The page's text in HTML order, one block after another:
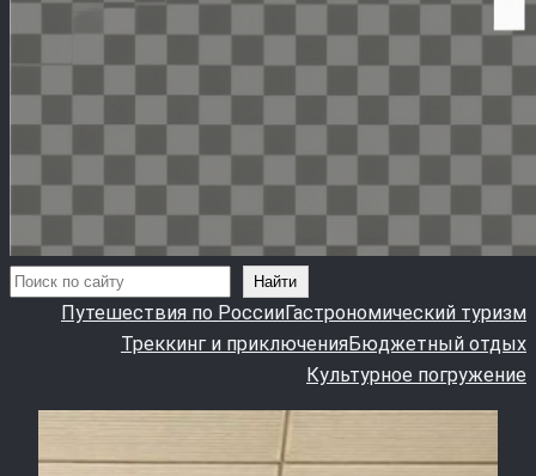
Поиск Найти
Путешествия по РоссииГастрономический туризм
Треккинг и приключенияБюджетный отдых
Культурное погружение